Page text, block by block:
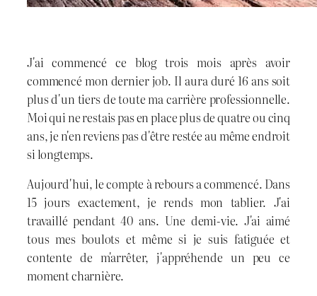
J'ai commencé ce blog trois mois après avoir
commencé mon dernier job. Il aura duré 16 ans soit
plus d'un tiers de toute ma carrière professionnelle.
Moi qui ne restais pas en place plus de quatre ou cinq
ans, je n'en reviens pas d'être restée au même endroit
si longtemps.
Aujourd'hui, le compte à rebours a commencé. Dans
15 jours exactement, je rends mon tablier. J'ai
travaillé pendant 40 ans. Une demi-vie. J'ai aimé
tous mes boulots et même si je suis fatiguée et
contente de m'arrêter, j'appréhende un peu ce
moment charnière.